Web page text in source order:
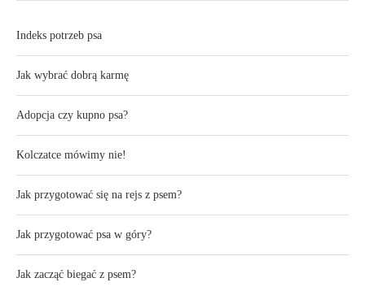
Indeks potrzeb psa
Jak wybrać dobrą karmę
Adopcja czy kupno psa?
Kolczatce mówimy nie!
Jak przygotować się na rejs z psem?
Jak przygotować psa w góry?
Jak zacząć biegać z psem?